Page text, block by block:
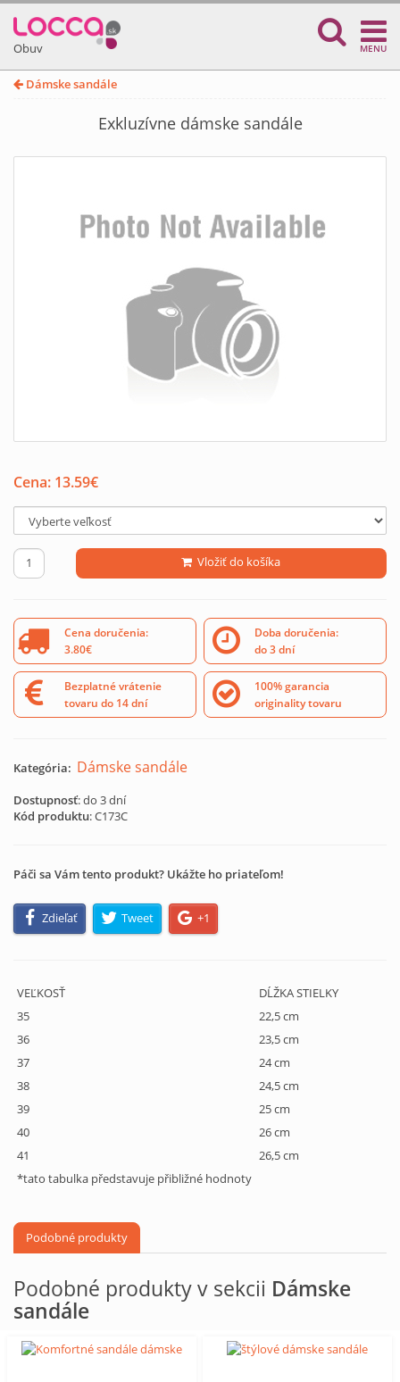
Obuv MENU
Dámske sandále
Exkluzívne dámske sandále
Cena: 13.59€
Vložiť do košíka
Cena doručenia:
3.80€
Doba doručenia:
do 3 dní
Bezplatné vrátenie
tovaru do 14 dní
100% garancia
originality tovaru
Kategória: Dámske sandále
Dostupnosť: do 3 dní
Kód produktu:C173C
Páči sa Vám tento produkt? Ukážte ho priateľom!
Zdieľať Tweet +1
VEĽKOSŤ
DĹŽKA STIELKY
35
22,5 cm
36
23,5 cm
37
24 cm
38
24,5 cm
39
25 cm
40
26 cm
41
26,5 cm
*tato tabulka představuje přibližné hodnoty
Podobné produkty
Podobné produkty v sekcii Dámske
sandále